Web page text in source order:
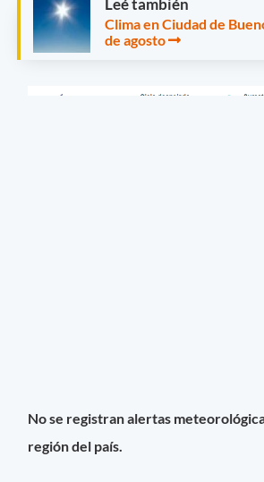
Clima en Ciudad de
de agosto
No se registran alertas
región del país.